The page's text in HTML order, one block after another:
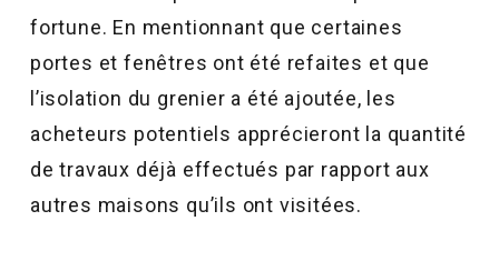
fortune. En mentionnant que certaines
portes et fenêtres ont été refaites et que
l’isolation du grenier a été ajoutée, les
acheteurs potentiels apprécieront la quantité
de travaux déjà effectués par rapport aux
autres maisons qu’ils ont visitées.